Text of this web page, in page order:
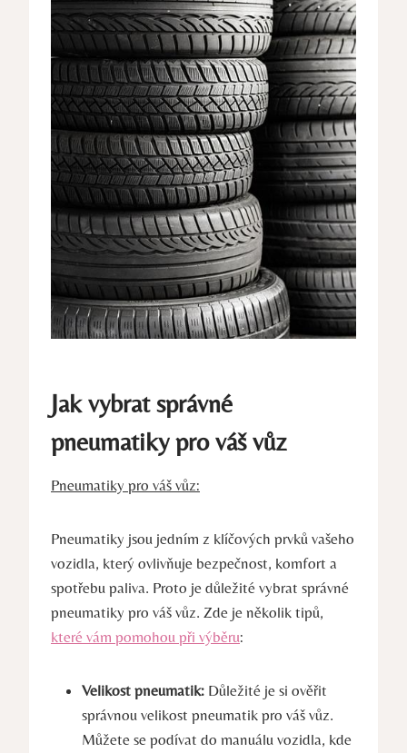
Jak vybrat správné
pneumatiky pro váš vůz
Pneumatiky pro váš vůz:
Pneumatiky jsou jedním z klíčových prvků vašeho
vozidla, který ovlivňuje bezpečnost, komfort a
spotřebu paliva. Proto je důležité vybrat správné
pneumatiky pro váš vůz. Zde je několik tipů,
které vám pomohou při výběru:
Velikost pneumatik: Důležité je si ověřit
správnou velikost pneumatik pro váš vůz.
Můžete se podívat do manuálu vozidla, kde